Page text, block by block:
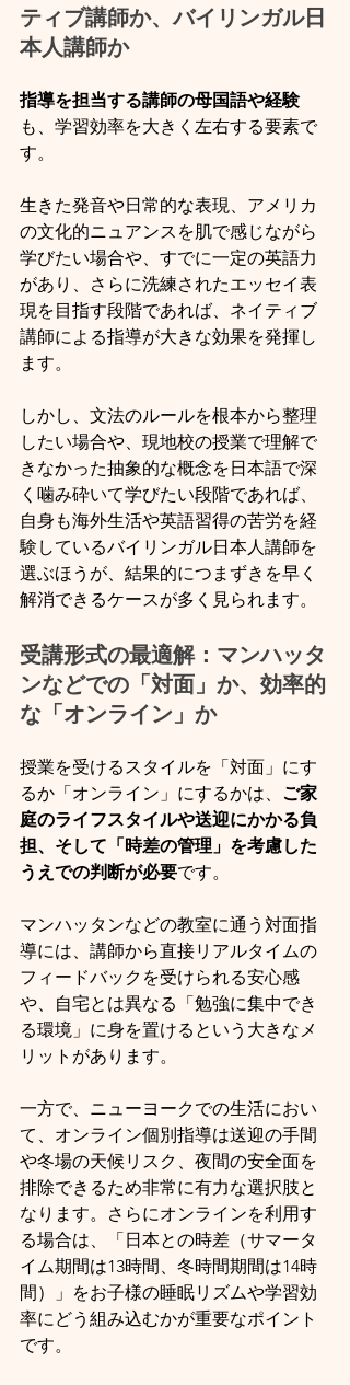
ティブ講師か、バイリンガル日
本人講師か
指導を担当する講師の母国語や経験
も、学習効率を大きく左右する要素で
す。
生きた発音や日常的な表現、アメリカ
の文化的ニュアンスを肌で感じながら
学びたい場合や、すでに一定の英語力
があり、さらに洗練されたエッセイ表
現を目指す段階であれば、ネイティブ
講師による指導が大きな効果を発揮し
ます。
しかし、文法のルールを根本から整理
したい場合や、現地校の授業で理解で
きなかった抽象的な概念を日本語で深
く噛み砕いて学びたい段階であれば、
自身も海外生活や英語習得の苦労を経
験しているバイリンガル日本人講師を
選ぶほうが、結果的につまずきを早く
解消できるケースが多く見られます。
受講形式の最適解：マンハッタ
ンなどでの「対面」か、効率的
な「オンライン」か
授業を受けるスタイルを「対面」にす
るか「オンライン」にするかは、 ご家
庭のライフスタイルや送迎にかかる負
担、そして「時差の管理」を考慮した
うえでの判断が必要です。
マンハッタンなどの教室に通う対面指
導には、講師から直接リアルタイムの
フィードバックを受けられる安心感
や、自宅とは異なる「勉強に集中でき
る環境」に身を置けるという大きなメ
リットがあります。
一方で、ニューヨークでの生活におい
て、オンライン個別指導は送迎の手間
や冬場の天候リスク、夜間の安全面を
排除できるため非常に有力な選択肢と
なります。さらにオンラインを利用す
る場合は、「日本との時差（サマータ
イム期間は13時間、冬時間期間は14時
間）」をお子様の睡眠リズムや学習効
率にどう組み込むかが重要なポイント
です。